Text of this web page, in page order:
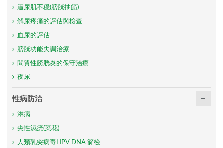
逼尿肌不穩(膀胱抽筋)
解尿疼痛的評估與檢查
血尿的評估
膀胱功能失調治療
間質性膀胱炎的保守治療
夜尿
性病防治
淋病
尖性濕疣(菜花)
人類乳突病毒HPV DNA 篩檢